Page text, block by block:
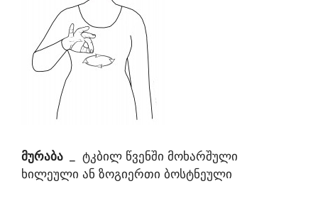
მურაბა
_ ტკბილ წვენში მოხარშული
ხილეული ან ზოგიერთი ბოსტნეული